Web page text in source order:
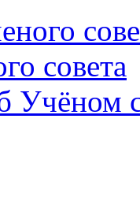
совета
Учёном